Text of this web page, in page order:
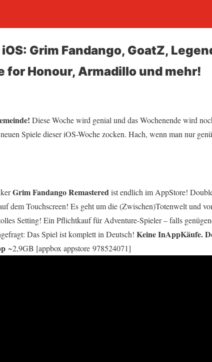
Grim Fandango, GoatZ,
for Honour, Armadillo und mehr!
Diese Woche wird genial und das Wochenende wird
Spiele dieser iOS-Woche zocken. Hach, wenn man nur
Grim Fandango Remasteredist endlich im AppStore!
dem Touchscreen! Es geht um die (Zwischen)Totenwelt und
Setting! Ein Pflichtkauf für Adventure-Spieler – falls
Das Spiel ist komplett in Deutsch! Keine InAppKäufe.
~2,9GB [appbox appstore 978524071]